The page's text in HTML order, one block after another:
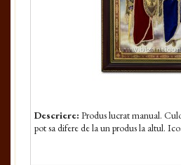
Descriere: Produs lucrat manual.
pot sa difere de la un produs la altul.